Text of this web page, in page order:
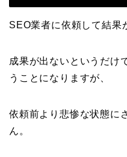
SEO業者に依頼して結果
成果が出ないというだけ
うことになりますが、
依頼前より悲惨な状態に
ん。